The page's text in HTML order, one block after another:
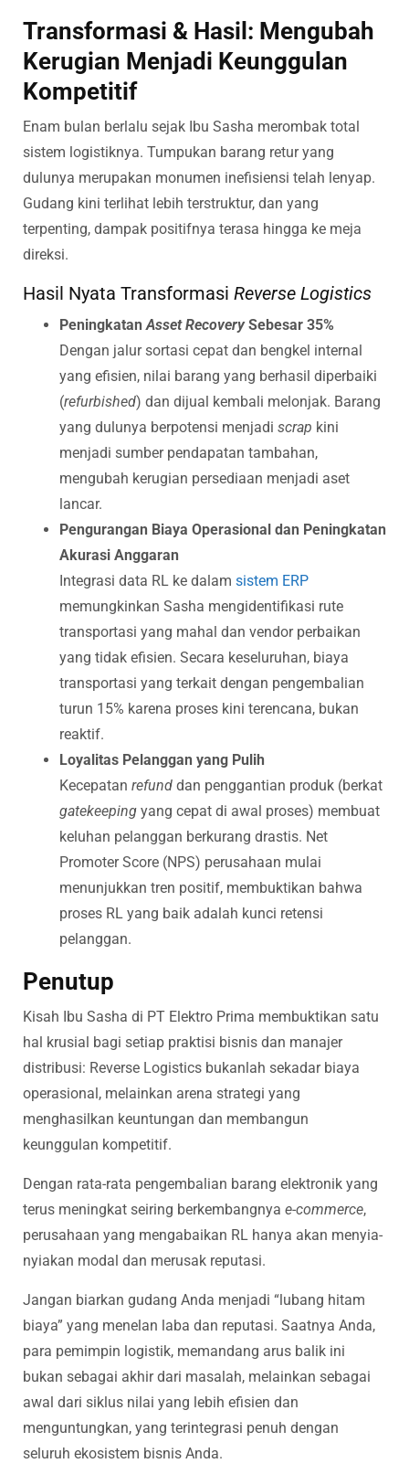
Transformasi & Hasil: Mengubah
Kerugian Menjadi Keunggulan
Kompetitif
Enam bulan berlalu sejak Ibu Sasha merombak total
sistem logistiknya. Tumpukan barang retur yang
dulunya merupakan monumen inefisiensi telah lenyap.
Gudang kini terlihat lebih terstruktur, dan yang
terpenting, dampak positifnya terasa hingga ke meja
direksi.
Hasil Nyata Transformasi Reverse Logistics
Peningkatan Asset RecoverySebesar 35%
Dengan jalur sortasi cepat dan bengkel internal
yang efisien, nilai barang yang berhasil diperbaiki
(refurbished) dan dijual kembali melonjak. Barang
yang dulunya berpotensi menjadi scrap kini
menjadi sumber pendapatan tambahan,
mengubah kerugian persediaan menjadi aset
lancar.
Pengurangan Biaya Operasional dan Peningkatan
Akurasi Anggaran
Integrasi data RL ke dalam sistem ERP
memungkinkan Sasha mengidentifikasi rute
transportasi yang mahal dan vendor perbaikan
yang tidak efisien. Secara keseluruhan, biaya
transportasi yang terkait dengan pengembalian
turun 15% karena proses kini terencana, bukan
reaktif.
Loyalitas Pelanggan yang Pulih
Kecepatan refund dan penggantian produk (berkat
gatekeeping yang cepat di awal proses) membuat
keluhan pelanggan berkurang drastis. Net
Promoter Score (NPS) perusahaan mulai
menunjukkan tren positif, membuktikan bahwa
proses RL yang baik adalah kunci retensi
pelanggan.
Penutup
Kisah Ibu Sasha di PT Elektro Prima membuktikan satu
hal krusial bagi setiap praktisi bisnis dan manajer
distribusi: Reverse Logistics bukanlah sekadar biaya
operasional, melainkan arena strategi yang
menghasilkan keuntungan dan membangun
keunggulan kompetitif.
Dengan rata-rata pengembalian barang elektronik yang
terus meningkat seiring berkembangnya e-commerce,
perusahaan yang mengabaikan RL hanya akan menyia-
nyiakan modal dan merusak reputasi.
Jangan biarkan gudang Anda menjadi “lubang hitam
biaya” yang menelan laba dan reputasi. Saatnya Anda,
para pemimpin logistik, memandang arus balik ini
bukan sebagai akhir dari masalah, melainkan sebagai
awal dari siklus nilai yang lebih efisien dan
menguntungkan, yang terintegrasi penuh dengan
seluruh ekosistem bisnis Anda.